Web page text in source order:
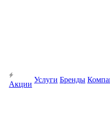
Акции
Услуги Бренды